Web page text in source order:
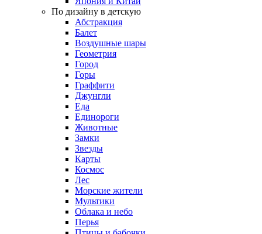
По дизайну в детскую
Абстракция
Балет
Воздушные шары
Геометрия
Город
Горы
Граффити
Джунгли
Еда
Единороги
Животные
Замки
Звезды
Карты
Космос
Лес
Морские жители
Мультики
Облака и небо
Перья